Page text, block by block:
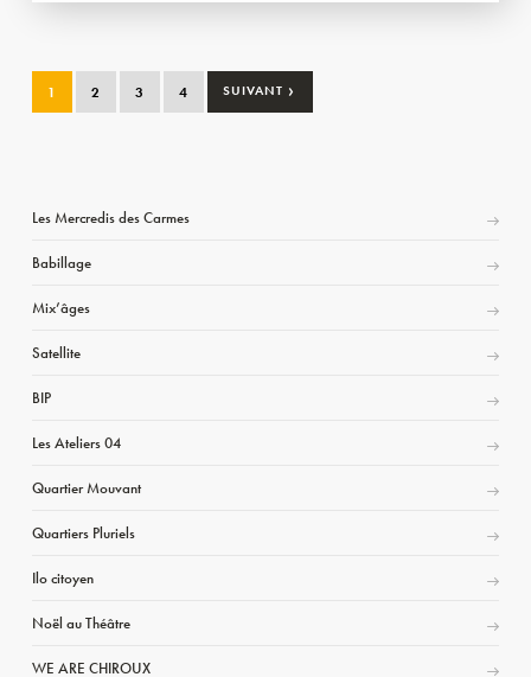
1 2 3 4 SUIVANT ›
Les Mercredis des Carmes
Babillage
Mix’âges
Satellite
BIP
Les Ateliers 04
Quartier Mouvant
Quartiers Pluriels
Ilo citoyen
Noël au Théâtre
WE ARE CHIROUX